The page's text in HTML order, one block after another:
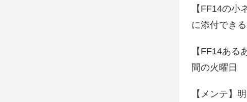
【FF14の小
に添付でき
【FF14ある
間の火曜日
【メンテ】